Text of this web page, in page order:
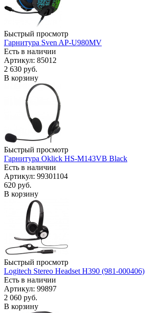
Быстрый просмотр
Гарнитура Sven AP-U980MV
Есть в наличии
Артикул: 85012
2 630 руб.
В корзину
Быстрый просмотр
Гарнитура Oklick HS-M143VB Black
Есть в наличии
Артикул: 99301104
620 руб.
В корзину
Быстрый просмотр
Logitech Stereo Headset H390 (981-000406)
Есть в наличии
Артикул: 99897
2 060 руб.
В корзину